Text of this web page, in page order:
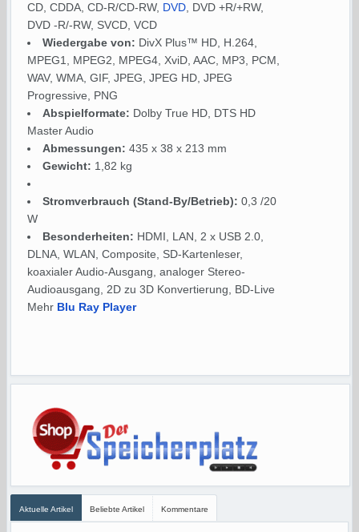
CD, CDDA, CD-R/CD-RW, DVD, DVD +R/+RW,
DVD -R/-RW, SVCD, VCD
Wiedergabe von: DivX Plus™ HD, H.264,
MPEG1, MPEG2, MPEG4, XviD, AAC, MP3, PCM,
WAV, WMA, GIF, JPEG, JPEG HD, JPEG
Progressive, PNG
Abspielformate: Dolby True HD, DTS HD
Master Audio
Abmessungen: 435 x 38 x 213 mm
Gewicht: 1,82 kg
Stromverbrauch (Stand-By/Betrieb): 0,3 /20
W
Besonderheiten: HDMI, LAN, 2 x USB 2.0,
DLNA, WLAN, Composite, SD-Kartenleser,
koaxialer Audio-Ausgang, analoger Stereo-
Audioausgang, 2D zu 3D Konvertierung, BD-Live
Mehr Blu Ray Player
Aktuelle Artikel Beliebte Artikel Kommentare